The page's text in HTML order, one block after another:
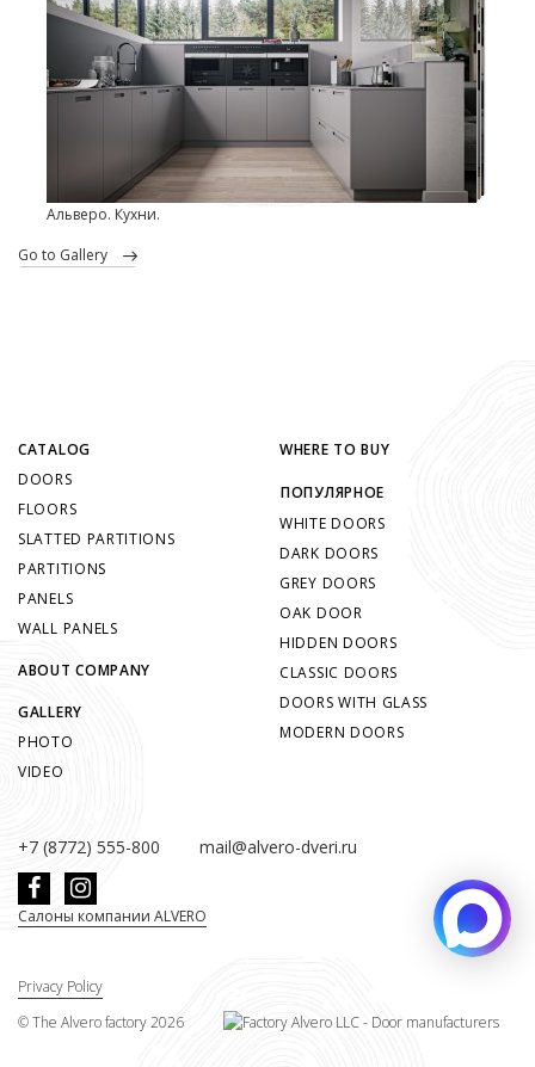
Альверо. Кухни.
go to Gallery
+7 (8772) 555-800 mail@alvero-dveri.ru
Салоны компании ALVERO
CATALOG
DOORS
FLOORS
SLATTED PARTITIONS
PARTITIONS
PANELS
WALL PANELS
ABOUT COMPANY
GALLERY
PHOTO
VIDEO
WHERE TO BUY
ПОПУЛЯРНОЕ
WHITE DOORS
DARK DOORS
GREY DOORS
OAK DOOR
HIDDEN DOORS
CLASSIC DOORS
DOORS WITH GLASS
MODERN DOORS
©The Alvero factory2026
Privacy Policy